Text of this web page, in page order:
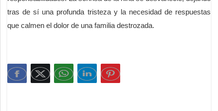
tras de sí una profunda tristeza y la necesidad de respuestas
que calmen el dolor de una familia destrozada.